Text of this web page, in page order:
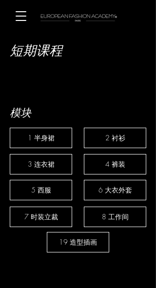
短期课程
模块
1 半身裙
3 连衣裙
5 西服
7 时装立裁
2 衬衫
4 裤装
6 大衣外套
8 工作间
19 造型插画